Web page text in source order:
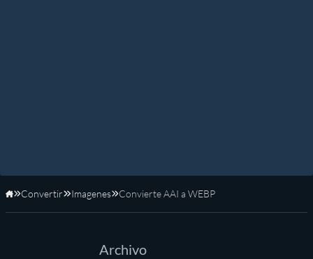
Inicio
Convertir Imagenes Convierte AAI a WEBP
Archivo